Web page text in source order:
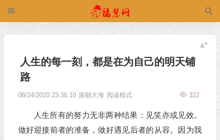
人生的每一刻，都是在为自己的明天铺
路
08/24/2020 23:36:10 面朝大海 322
阅读模式
人生所有的努力无非两种结果：见笑亦或见效。
做好迎接前者的准备，做好遇见后者的从容。因为我